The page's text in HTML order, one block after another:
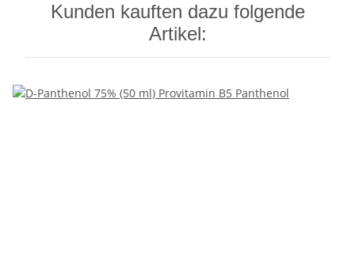
Kunden kauften dazu folgende
Artikel: